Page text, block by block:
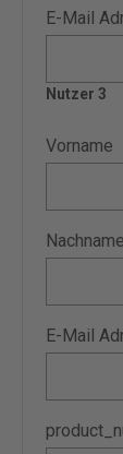
E-Mail
Nutzer 3
Vorname
Nachname
E-Mail